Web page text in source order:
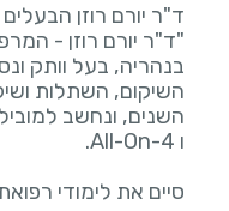
ד"ר יורם רוזן
"ד"ר יורם רוזן -
השיקום, השתלות
השנים, ונחשב